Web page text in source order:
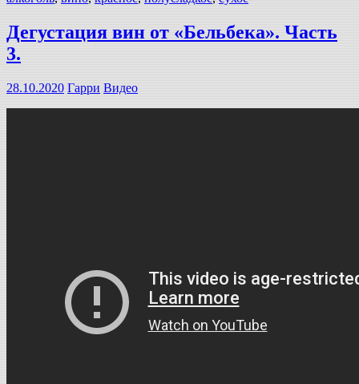
Дегустация вин от «Бельбека». Часть
3.
28.10.2020 Гарри Видео